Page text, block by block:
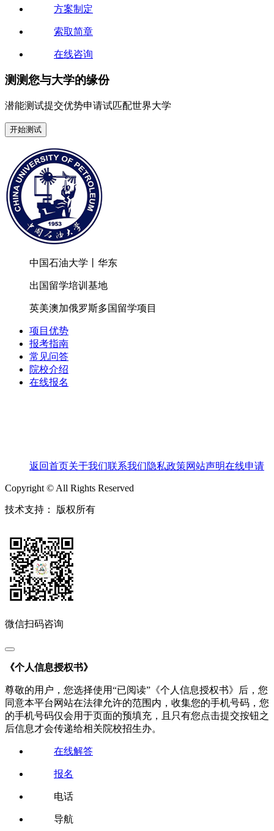
方案制定
索取简章
在线咨询
测测您与大学的缘份
潜能测试提交优势申请试匹配世界大学
开始测试
中国石油大学丨华东
出国留学培训基地
英美澳加俄罗斯多国留学项目
项目优势
报考指南
常见问答
院校介绍
在线报名
返回首页关于我们联系我们隐私政策网站声明在线申请
Copyright © All Rights Reserved
技术支持： 版权所有
微信扫码咨询
《个人信息授权书》
尊敬的用户，您选择使用“已阅读”《个人信息授权书》后，您
同意本平台网站在法律允许的范围内，收集您的手机号码，您
的手机号码仅会用于页面的预填充，且只有您点击提交按钮之
后信息才会传递给相关院校招生办。
在线解答
报名
电话
导航